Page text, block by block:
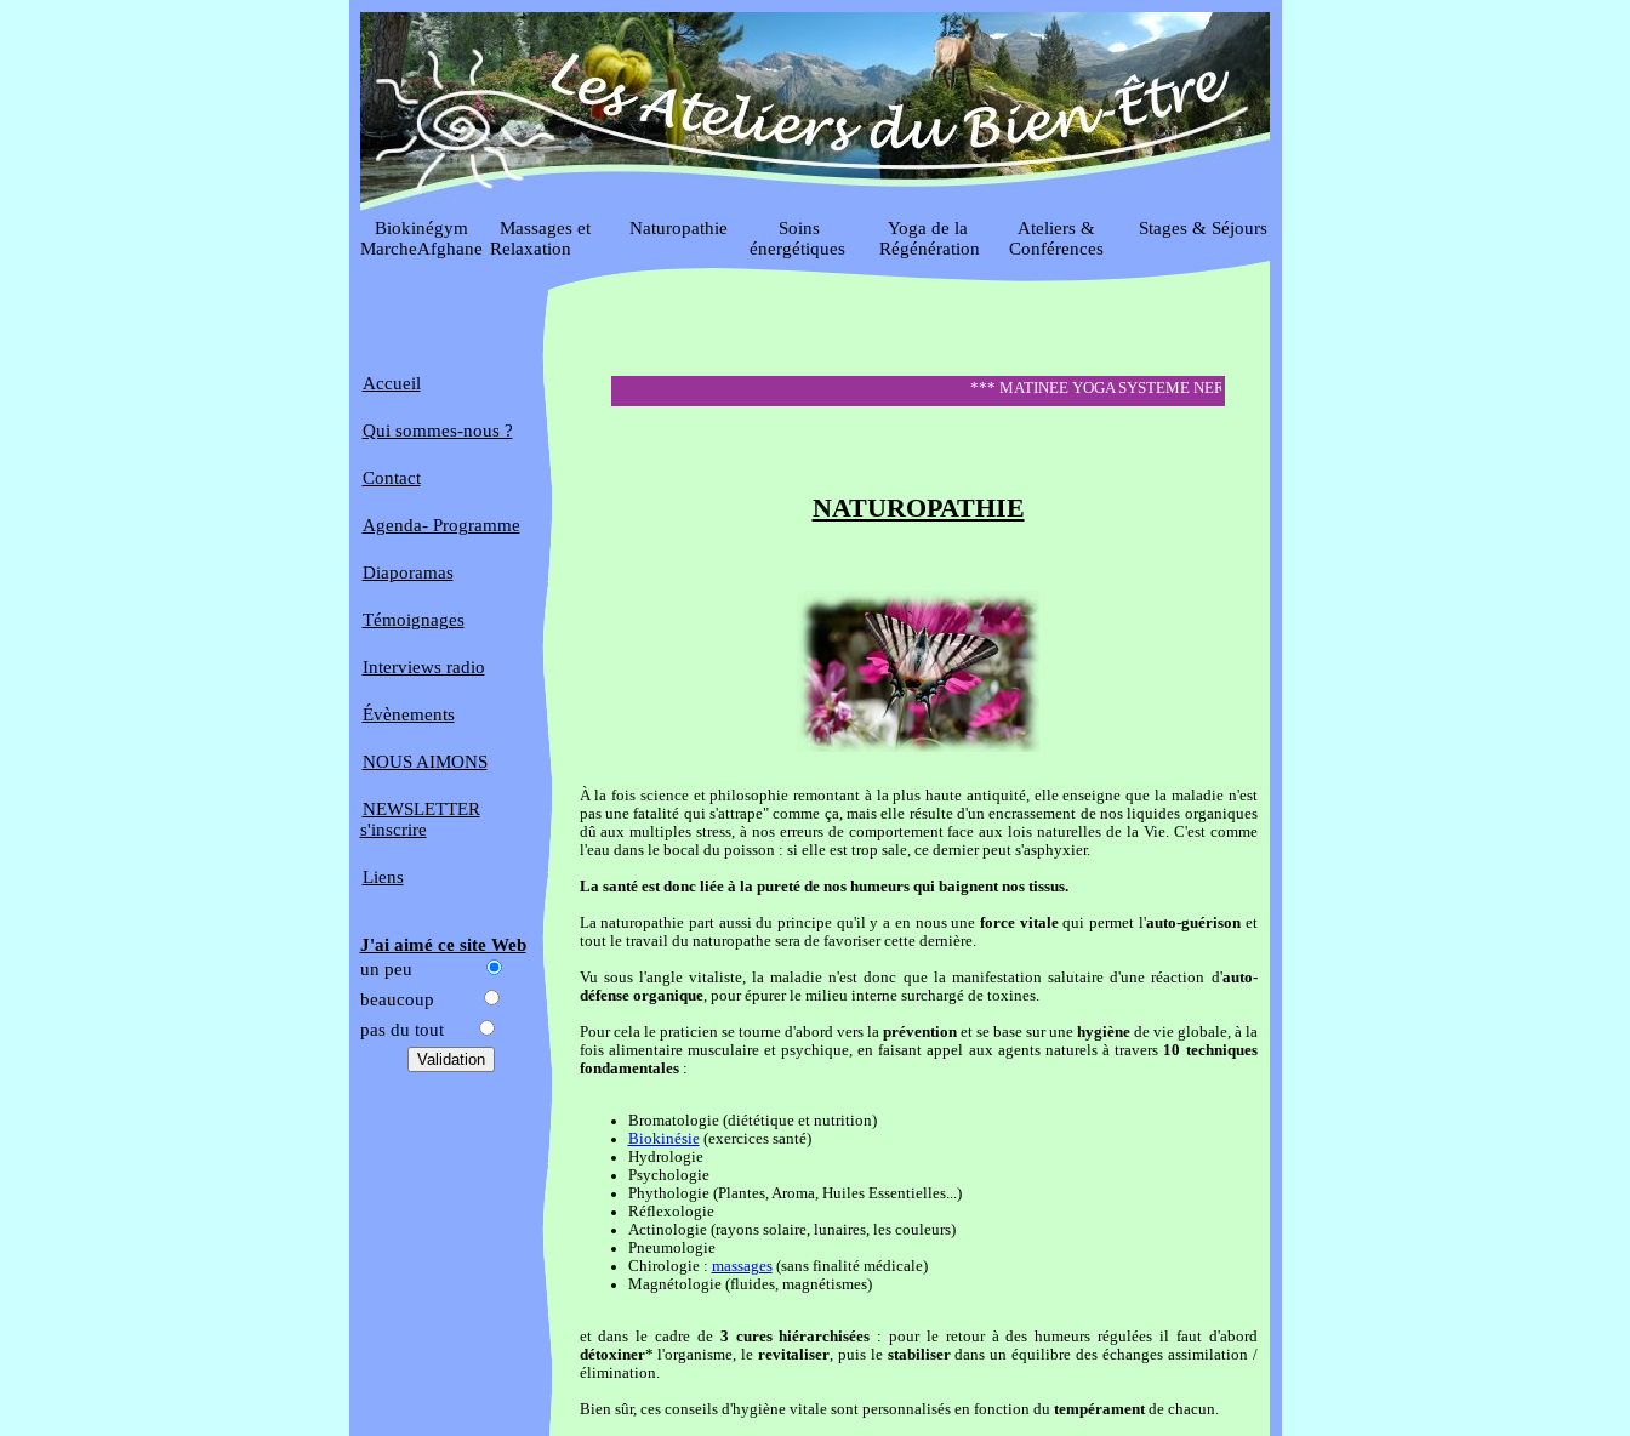
Biokinégym
MarcheAfghane
Massages et
Relaxation
Naturopathie
Soins
énergétiques
Yoga de la
Régénération
Ateliers &
Conférences
Stages & Séjours
Accueil
Qui sommes-nous ?
Contact
Agenda- Programme
Diaporamas
Témoignages
Interviews radio
Évènements
NOUS AIMONS
NEWSLETTER
s'inscrire
Liens
J'ai aimé ce site Web
un peu
beaucoup
pas du tout
*** MATINEE YOGA SYSTEME NERVEUX Samedi 4 juillet 9h-13h : voir onglet Yoga de la
NATUROPATHIE
À la fois science et philosophie remontant à la plus haute antiquité, elle enseigne que la maladie n'est
pas une fatalité qui s'attrape" comme ça, mais elle résulte d'un encrassement de nos liquides organiques
dû aux multiples stress, à nos erreurs de comportement face aux lois naturelles de la Vie. C'est comme
l'eau dans le bocal du poisson : si elle est trop sale, ce dernier peut s'asphyxier.
La santé est donc liée à la pureté de nos humeurs qui baignent nos tissus.
La naturopathie part aussi du principe qu'il y a en nous une force vitalequi permet l'auto-guérisonet
tout le travail du naturopathe sera de favoriser cette dernière.
Vu sous l'angle vitaliste, la maladie n'est donc que la manifestation salutaire d'une réaction d'auto-
défense organique, pour épurer le milieu interne surchargé de toxines.
Pour cela le praticien se tourne d'abord vers la préventionet se base sur une hygiènede vie globale, à la
fois alimentaire musculaire et psychique, en faisant appel aux agents naturels à travers 10 techniques
fondamentales :
Bromatologie (diététique et nutrition)
Biokinésie(exercices santé)
Hydrologie
Psychologie
Phythologie (Plantes, Aroma, Huiles Essentielles...)
Réflexologie
Actinologie (rayons solaire, lunaires, les couleurs)
Pneumologie
Chirologie : massages(sans finalité médicale)
Magnétologie (fluides, magnétismes)
et dans le cadre de 3 cures hiérarchisées : pour le retour à des humeurs régulées il faut d'abord
détoxiner* l'organisme, lerevitaliser, puis le stabiliserdans un équilibre des échanges assimilation /
élimination.
Bien sûr, ces conseils d'hygiène vitale sont personnalisés en fonction du tempéramentde chacun.